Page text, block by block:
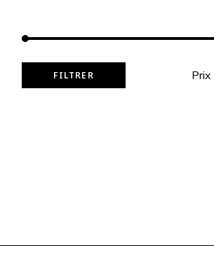
min
max
FILTRER Prix :